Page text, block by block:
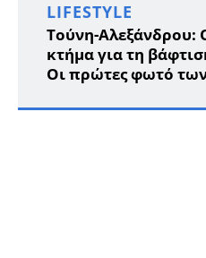
LIFESTYLE
Τούνη-Αλεξάνδρου:
κτήμα για τη
Οι πρώτες φωτό